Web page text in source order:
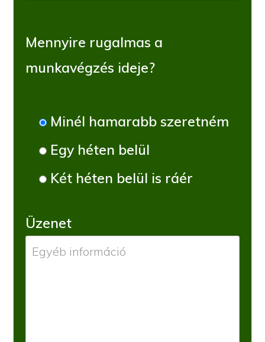
Mennyire rugalmas a
munkavégzés ideje?
Minél hamarabb szeretném
Egy héten belül
Két héten belül is ráér
Üzenet